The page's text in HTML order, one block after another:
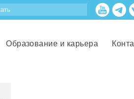
Образование и карьера